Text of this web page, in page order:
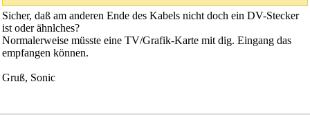
Sicher, daß am anderen Ende des Kabels nicht doch ein DV-Stecker
ist oder ähnlches?
Normalerweise müsste eine TV/Grafik-Karte mit dig. Eingang das
empfangen können.
Gruß, Sonic